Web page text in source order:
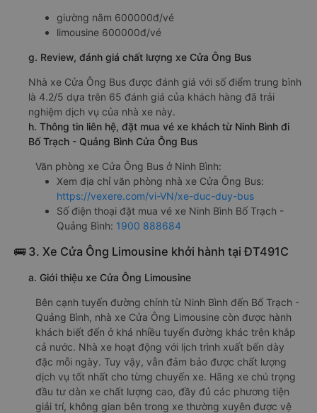
giường nằm 600000đ/vé
limousine 600000đ/vé
g. Review, đánh giá chất lượng xe Cửa Ông Bus
Nhà xe Cửa Ông Bus được đánh giá với số điểm trung bình
là 4.2/5 dựa trên 65 đánh giá của khách hàng đã trải
nghiệm dịch vụ của nhà xe này.
h. Thông tin liên hệ, đặt mua vé xe khách từ Ninh Bình đi
Bố Trạch - Quảng Bình Cửa Ông Bus
Văn phòng xe Cửa Ông Bus ở Ninh Bình:
Xem địa chỉ văn phòng nhà xe Cửa Ông Bus:
https://vexere.com/vi-VN/xe-duc-duy-bus
Số điện thoại đặt mua vé xe Ninh Bình Bố Trạch -
Quảng Bình: 1900 888684
🚌 3. Xe Cửa Ông Limousine khởi hành tại ĐT491C
a. Giới thiệu xe Cửa Ông Limousine
Bên cạnh tuyến đường chính từ Ninh Bình đến Bố Trạch -
Quảng Bình, nhà xe Cửa Ông Limousine còn được hành
khách biết đến ở khá nhiều tuyến đường khác trên khắp
cả nước. Nhà xe hoạt động với lịch trình xuất bến dày
đặc mỗi ngày. Tuy vậy, vẫn đảm bảo được chất lượng
dịch vụ tốt nhất cho từng chuyến xe. Hãng xe chú trọng
đầu tư dàn xe chất lượng cao, đầy đủ các phương tiện
giải trí, không gian bên trong xe thường xuyên được vệ